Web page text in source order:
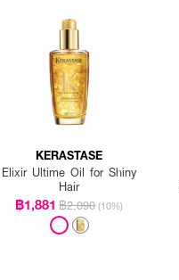
KERASTASE
Elixir Ultime Oil for Shiny
Hair
฿1,881 ฿2,090 (10%)